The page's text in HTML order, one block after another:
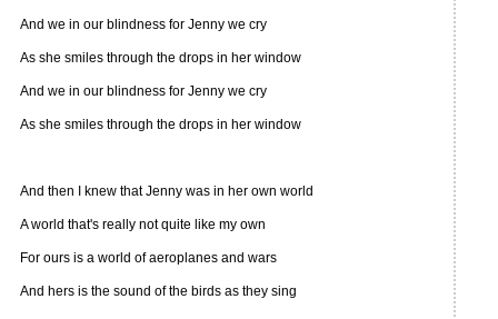
And we in our blindness for Jenny we cry
As she smiles through the drops in her window
And we in our blindness for Jenny we cry
As she smiles through the drops in her window
And then I knew that Jenny was in her own world
A world that's really not quite like my own
For ours is a world of aeroplanes and wars
And hers is the sound of the birds as they sing